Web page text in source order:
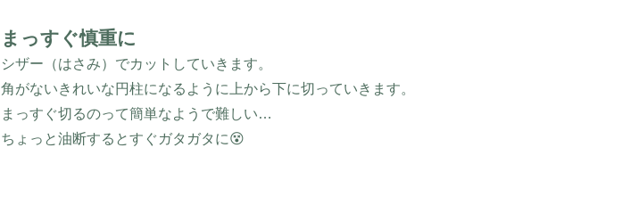
まっすぐ慎重に
シザー（はさみ）でカットしていきます。
角がないきれいな円柱になるように上から下に切っていきます。
まっすぐ切るのって簡単なようで難しい…
ちょっと油断するとすぐガタガタに😵